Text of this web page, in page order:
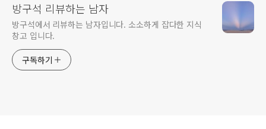
방구석 리뷰하는 남자
방구석에서 리뷰하는 남자입니다. 소소하게 잡다한 지식
창고 입니다.
구독하기